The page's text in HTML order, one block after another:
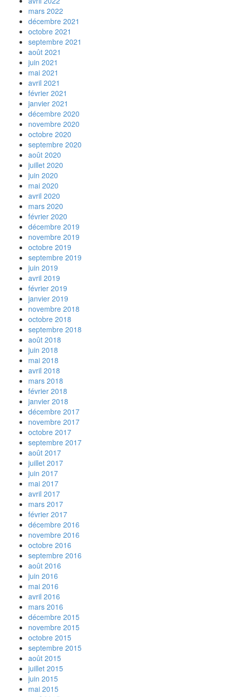
mars 2022
décembre 2021
octobre 2021
septembre 2021
août 2021
juin 2021
mai 2021
avril 2021
février 2021
janvier 2021
décembre 2020
novembre 2020
octobre 2020
septembre 2020
août 2020
juillet 2020
juin 2020
mai 2020
avril 2020
mars 2020
février 2020
décembre 2019
novembre 2019
octobre 2019
septembre 2019
juin 2019
avril 2019
février 2019
janvier 2019
novembre 2018
octobre 2018
septembre 2018
août 2018
juin 2018
mai 2018
avril 2018
mars 2018
février 2018
janvier 2018
décembre 2017
novembre 2017
octobre 2017
septembre 2017
août 2017
juillet 2017
juin 2017
mai 2017
avril 2017
mars 2017
février 2017
décembre 2016
novembre 2016
octobre 2016
septembre 2016
août 2016
juin 2016
mai 2016
avril 2016
mars 2016
décembre 2015
novembre 2015
octobre 2015
septembre 2015
août 2015
juillet 2015
juin 2015
mai 2015